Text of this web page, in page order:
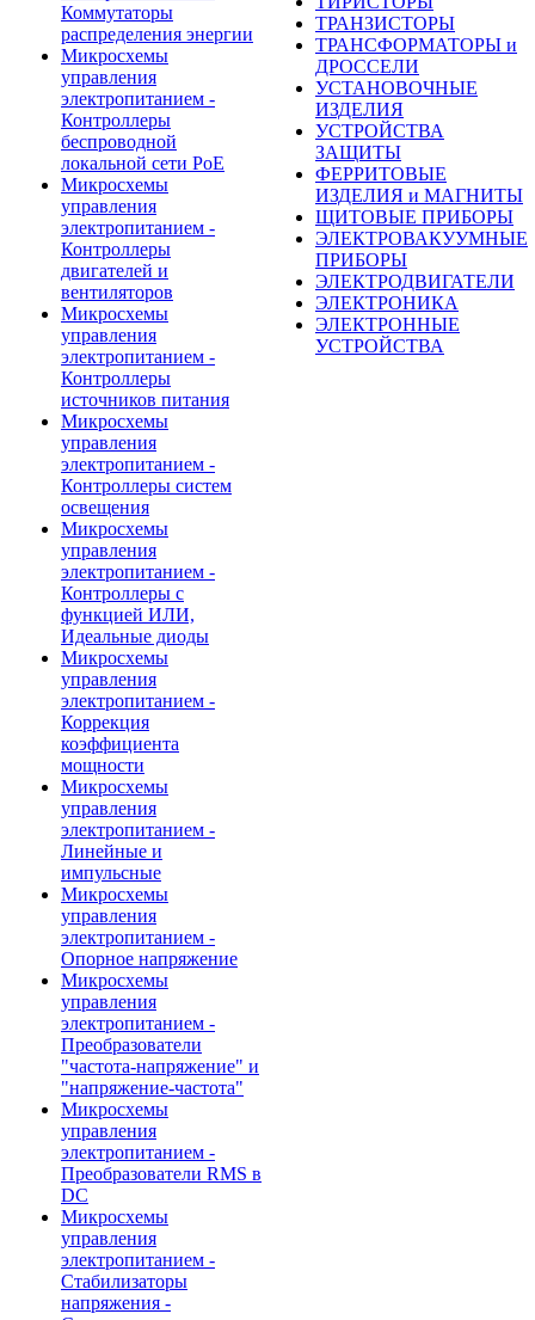
Коммутаторы
распределения энергии
Микросхемы
управления
электропитанием -
Контроллеры
беспроводной
локальной сети PoE
Микросхемы
управления
электропитанием -
Контроллеры
двигателей и
вентиляторов
Микросхемы
управления
электропитанием -
Контроллеры
источников питания
Микросхемы
управления
электропитанием -
Контроллеры систем
освещения
Микросхемы
управления
электропитанием -
Контроллеры с
функцией ИЛИ,
Идеальные диоды
Микросхемы
управления
электропитанием -
Коррекция
коэффициента
мощности
Микросхемы
управления
электропитанием -
Линейные и
импульсные
Микросхемы
управления
электропитанием -
Опорное напряжение
Микросхемы
управления
электропитанием -
Преобразователи
"частота-напряжение" и
"напряжение-частота"
Микросхемы
управления
электропитанием -
Преобразователи RMS в
DC
Микросхемы
управления
электропитанием -
Стабилизаторы
напряжения -
ТРАНЗИСТОРЫ
ТРАНСФОРМАТОРЫ и
ДРОССЕЛИ
УСТАНОВОЧНЫЕ
ИЗДЕЛИЯ
УСТРОЙСТВА
ЗАЩИТЫ
ФЕРРИТОВЫЕ
ИЗДЕЛИЯ и МАГНИТЫ
ЩИТОВЫЕ ПРИБОРЫ
ЭЛЕКТРОВАКУУМНЫЕ
ПРИБОРЫ
ЭЛЕКТРОДВИГАТЕЛИ
ЭЛЕКТРОНИКА
ЭЛЕКТРОННЫЕ
УСТРОЙСТВА